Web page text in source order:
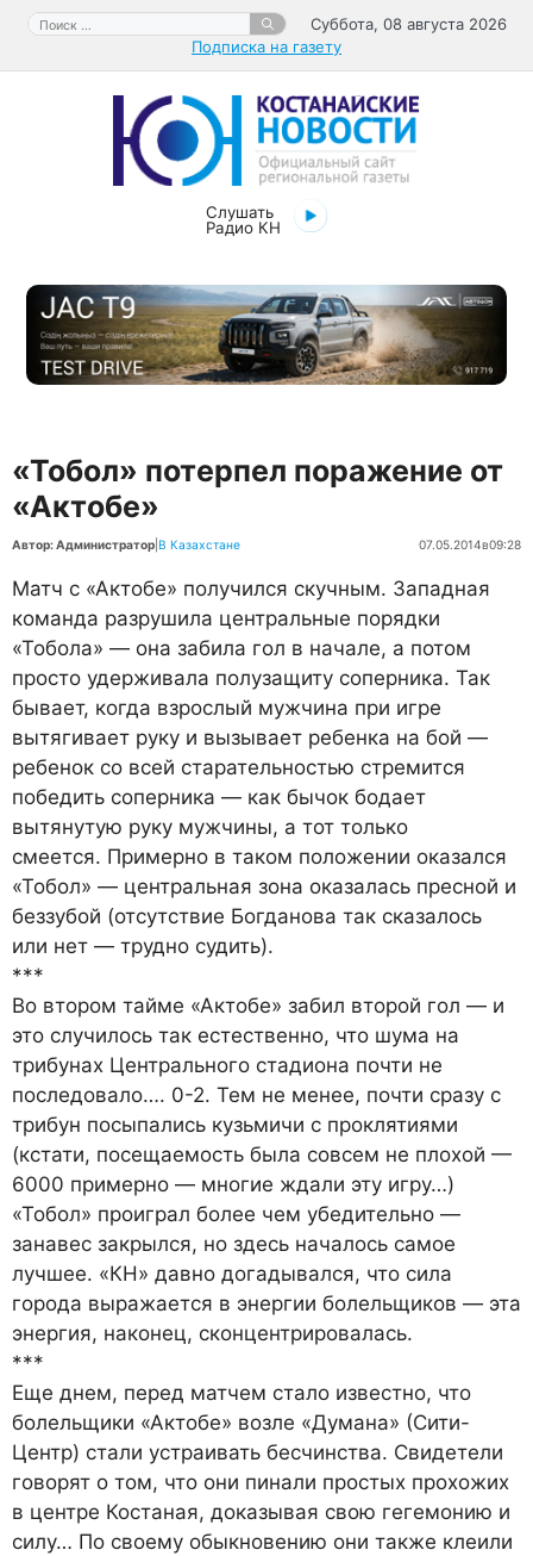
Перейти
содержимому
Поиск:
Суббота, 08 августа 2026
Подписка на газету
Слушать
Радио КН
«Тобол» потерпел поражение от
«Актобе»
Автор: Администратор В Казахстане 07.05.2014в09:28
Матч с «Актобе» получился скучным. Западная
команда разрушила центральные порядки
«Тобола» — она забила гол в начале, а потом
просто удерживала полузащиту соперника. Так
бывает, когда взрослый мужчина при игре
вытягивает руку и вызывает ребенка на бой —
ребенок со всей старательностью стремится
победить соперника — как бычок бодает
вытянутую руку мужчины, а тот только
смеется. Примерно в таком положении оказался
«Тобол» — центральная зона оказалась пресной и
беззубой (отсутствие Богданова так сказалось
или нет — трудно судить).
***
Во втором тайме «Актобе» забил второй гол — и
это случилось так естественно, что шума на
трибунах Центрального стадиона почти не
последовало…. 0-2. Тем не менее, почти сразу с
трибун посыпались кузьмичи с проклятиями
(кстати, посещаемость была совсем не плохой —
6000 примерно — многие ждали эту игру…)
«Тобол» проиграл более чем убедительно —
занавес закрылся, но здесь началось самое
лучшее. «КН» давно догадывался, что сила
города выражается в энергии болельщиков — эта
энергия, наконец, сконцентрировалась.
***
Еще днем, перед матчем стало известно, что
болельщики «Актобе» возле «Думана» (Сити-
Центр) стали устраивать бесчинства. Свидетели
говорят о том, что они пинали простых прохожих
в центре Костаная, доказывая свою гегемонию и
силу… По своему обыкновению они также клеили